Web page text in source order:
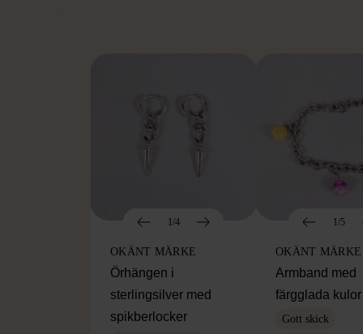
1/4
OKÄNT MÄRKE
Örhängen i
sterlingsilver med
spikberlocker
1/5
OKÄNT MÄRKE
Armband med
färgglada kulor
Gott skick